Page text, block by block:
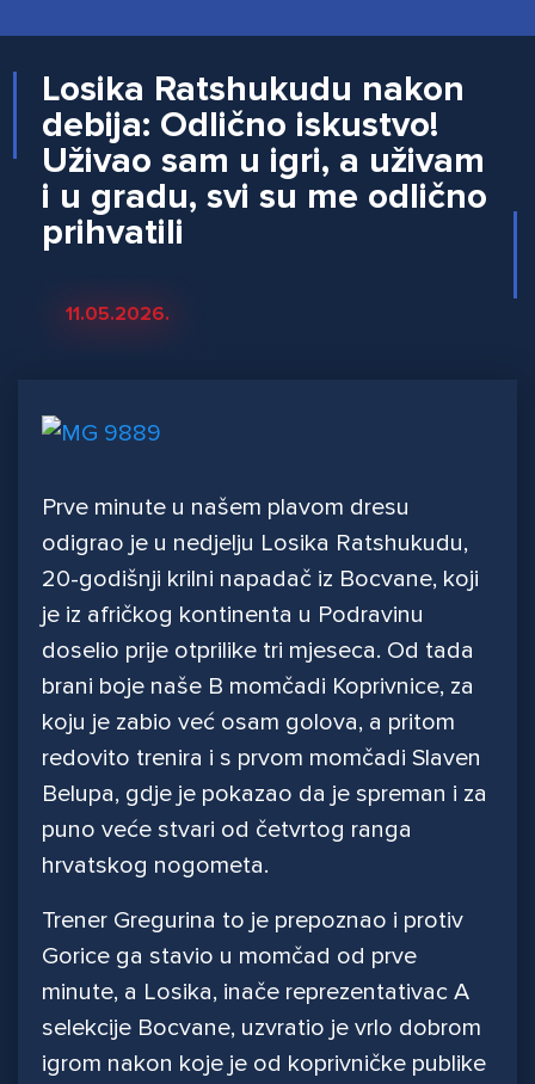
Losika Ratshukudu nakon
debija: Odlično iskustvo!
Uživao sam u igri, a uživam
i u gradu, svi su me odlično
prihvatili
11.05.2026.
Prve minute u našem plavom dresu
odigrao je u nedjelju Losika Ratshukudu,
20-godišnji krilni napadač iz Bocvane, koji
je iz afričkog kontinenta u Podravinu
doselio prije otprilike tri mjeseca. Od tada
brani boje naše B momčadi Koprivnice, za
koju je zabio već osam golova, a pritom
redovito trenira i s prvom momčadi Slaven
Belupa, gdje je pokazao da je spreman i za
puno veće stvari od četvrtog ranga
hrvatskog nogometa.
Trener Gregurina to je prepoznao i protiv
Gorice ga stavio u momčad od prve
minute, a Losika, inače reprezentativac A
selekcije Bocvane, uzvratio je vrlo dobrom
igrom nakon koje je od koprivničke publike